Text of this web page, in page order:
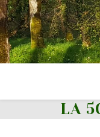
Skip
to
content
LA